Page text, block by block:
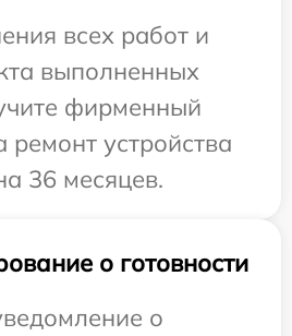
всех работ и
выполненных
фирменный
ремонт устройства
36 месяцев.
о готовности
о